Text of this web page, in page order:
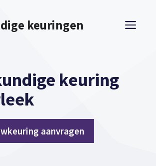
keuringen
keuring
aanvragen